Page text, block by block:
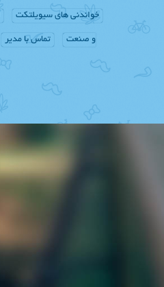
خواندنی های سیویلتکت
و صنعت تماس با مدیر